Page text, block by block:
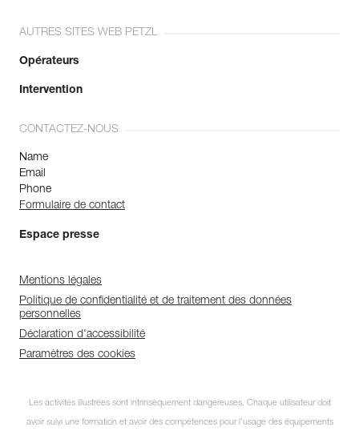
AUTRES SITES WEB PETZL
Opérateurs
Intervention
CONTACTEZ-NOUS
Name
Email
Phone
Formulaire de contact
Espace presse
Mentions légales
Politique de confidentialité et de traitement des données
personnelles
Déclaration d'accessibilité
Paramètres des cookies
Les activités illustrées sont intrinsèquement dangereuses. Chaque utilisateur doit
avoir suivi une formation et avoir des compétences pour l’usage des équipements